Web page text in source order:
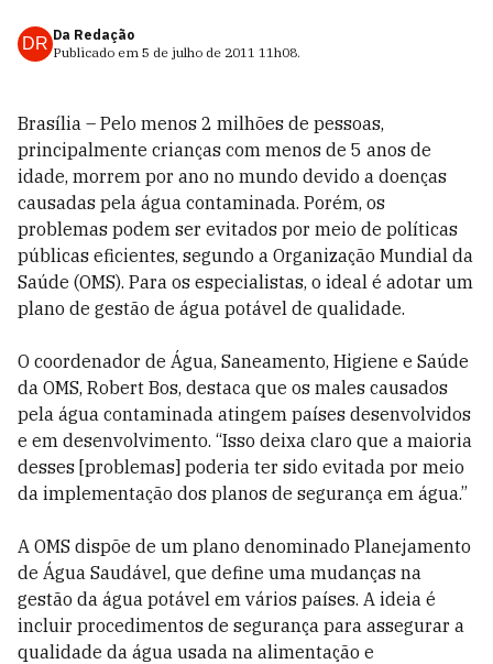
DR Da Redação
Publicado em 5 de julho de 2011 11h08.
Brasília – Pelo menos 2 milhões de pessoas,
principalmente crianças com menos de 5 anos de
idade, morrem por ano no mundo devido a doenças
causadas pela água contaminada. Porém, os
problemas podem ser evitados por meio de políticas
públicas eficientes, segundo a Organização Mundial da
Saúde (OMS). Para os especialistas, o ideal é adotar um
plano de gestão de água potável de qualidade.
O coordenador de Água, Saneamento, Higiene e Saúde
da OMS, Robert Bos, destaca que os males causados
pela água contaminada atingem países desenvolvidos
e em desenvolvimento. “Isso deixa claro que a maioria
desses [problemas] poderia ter sido evitada por meio
da implementação dos planos de segurança em água.”
A OMS dispõe de um plano denominado Planejamento
de Água Saudável, que define uma mudanças na
gestão da água potável em vários países. A ideia é
incluir procedimentos de segurança para assegurar a
qualidade da água usada na alimentação e